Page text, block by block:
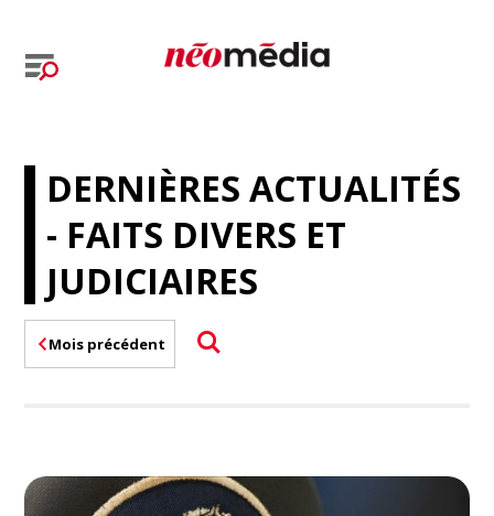
DERNIÈRES ACTUALITÉS
- FAITS DIVERS ET
JUDICIAIRES
Mois précédent